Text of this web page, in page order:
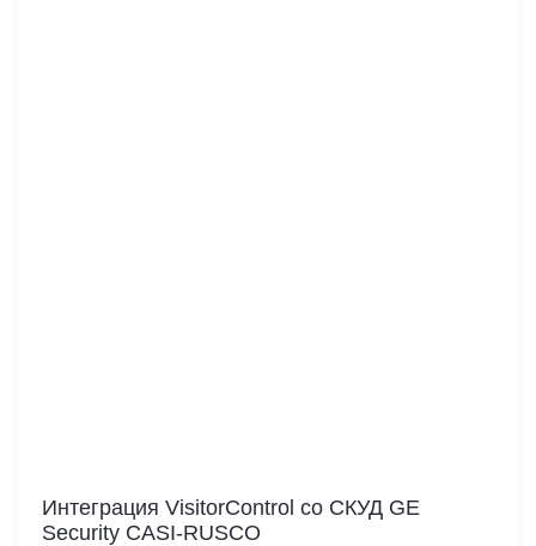
Интеграция VisitorControl cо СКУД GE
Security CASI-RUSCO